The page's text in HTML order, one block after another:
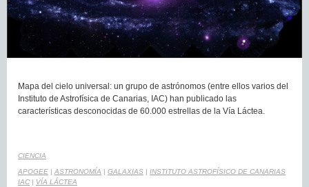
Mapa del cielo universal: un grupo de astrónomos (entre ellos varios del
Instituto de Astrofísica de Canarias, IAC) han publicado las
características desconocidas de 60.000 estrellas de la Vía Láctea.
CIENCIA
APOGEE | ASTRONOMÍA | GALAXIAS | INSTITUTO ASTROFÍSICO DE CANARIAS
IAC | VÍA LÁCTEA